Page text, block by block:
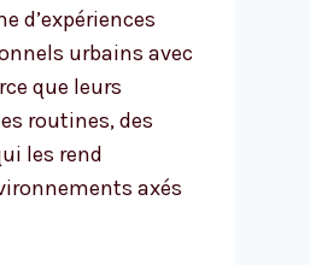
d’expériences
urbains avec
que leurs
routines, des
les rend
axés